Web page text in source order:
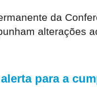
da
alterações
para a